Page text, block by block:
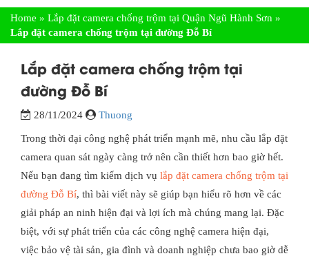
Home » Lắp đặt camera chống trộm tại Quận Ngũ Hành Sơn »
Lắp đặt camera chống trộm tại đường Đỗ Bí
Lắp đặt camera chống trộm tại
đường Đỗ Bí
28/11/2024 Thuong
Trong thời đại công nghệ phát triển mạnh mẽ, nhu cầu lắp đặt
camera quan sát ngày càng trở nên cần thiết hơn bao giờ hết.
Nếu bạn đang tìm kiếm dịch vụ lắp đặt camera chống trộm tại
đường Đỗ Bí, thì bài viết này sẽ giúp bạn hiểu rõ hơn về các
giải pháp an ninh hiện đại và lợi ích mà chúng mang lại. Đặc
biệt, với sự phát triển của các công nghệ camera hiện đại,
việc bảo vệ tài sản, gia đình và doanh nghiệp chưa bao giờ dễ